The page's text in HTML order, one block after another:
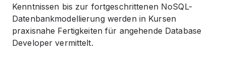
Kenntnissen bis zur fortgeschrittenen NoSQL-
Datenbankmodellierung werden in Kursen
praxisnahe Fertigkeiten für angehende Database
Developer vermittelt.